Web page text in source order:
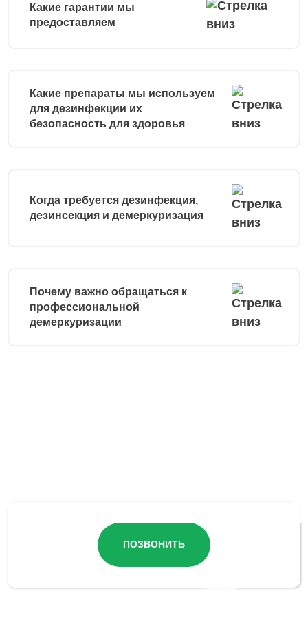
Какие гарантии мы
предоставляем
Какие препараты мы используем
для дезинфекции их
безопасность для здоровья
Когда требуется дезинфекция,
дезинсекция и демеркуризация
Почему важно обращаться к
профессиональной
демеркуризации
ПОЗВОНИТЬ